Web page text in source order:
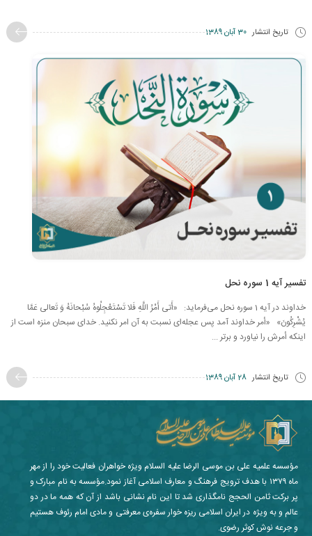
تاریخ انتشار 30 آبان 1389
تفسیر آیه 1 سوره نحل
خداوند در آیه 1 سوره نحل می‌فرماید: «أَتى‏ أَمْرُ اللَّهِ فَلا تَسْتَعْجِلُوهُ سُبْحانَهُ وَ تَعالى‏ عَمَّا
يُشْرِكُونَ» «أمر خداوند آمد پس عجله‌ای نسبت به آن امر نکنید. خدای سبحان منزه است از
اینکه أمرش را نیاورد و برتر ...
تاریخ انتشار 28 آبان 1389
مؤسسه علمیه علی بن موسی الرضا علیه السلام ویژه خواهران فعالیت خود را از مهر
ماه ۱۳۷۹ با هدف ترویج فرهنگ و معارف اسلامی آغاز نمود.مؤسسه به نام مبارک و
پر برکت ثامن الحجج نامگذاری شد تا این نام نشانی باشد از آن که همه ما در دو
عالم و به ویژه در ایران اسلامی ریزه خوار سفره‌ی معرفتی و مادی امام رئوف هستیم
و جرعه نوش کوثر رضوی.